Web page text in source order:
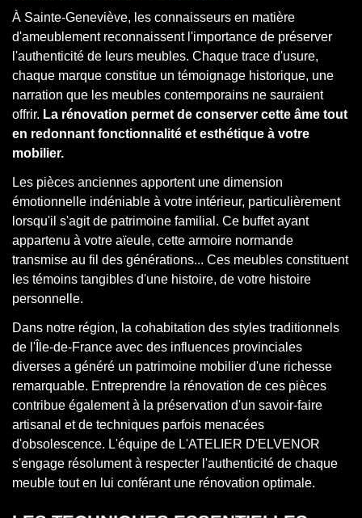
À Sainte-Geneviève, les connaisseurs en matière
d'ameublement reconnaissent l'importance de préserver
l'authenticité de leurs meubles. Chaque trace d'usure,
chaque marque constitue un témoignage historique, une
narration que les meubles contemporains ne sauraient
offrir. La rénovation permet de conserver cette âme tout
en redonnant fonctionnalité et esthétique à votre
mobilier.
Les pièces anciennes apportent une dimension
émotionnelle indéniable à votre intérieur, particulièrement
lorsqu'il s'agit de patrimoine familial. Ce buffet ayant
appartenu à votre aïeule, cette armoire normande
transmise au fil des générations... Ces meubles constituent
les témoins tangibles d'une histoire, de votre histoire
personnelle.
Dans notre région, la cohabitation des styles traditionnels
de l'Île-de-France avec des influences provinciales
diverses a généré un patrimoine mobilier d'une richesse
remarquable. Entreprendre la rénovation de ces pièces
contribue également à la préservation d'un savoir-faire
artisanal et de techniques parfois menacées
d'obsolescence. L'équipe de L'ATELIER D'ELVENOR
s'engage résolument à respecter l'authenticité de chaque
meuble tout en lui conférant une rénovation optimale.